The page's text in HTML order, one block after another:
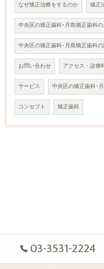
なぜ矯正治療をするのか 矯正
中央区の矯正歯科･月島矯正歯科
中央区の矯正歯科･月島矯正歯科
お問い合わせ アクセス・診療
サービス 中央区の矯正歯科･
コンセプト 矯正歯科
03-3531-2224